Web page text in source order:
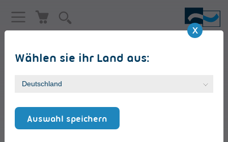
Wählen sie ihr Land aus:
Auswahl speichern
News